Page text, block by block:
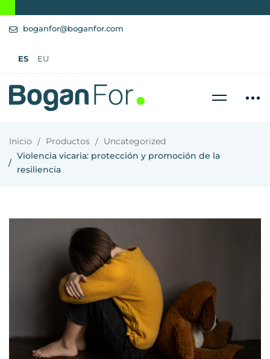
boganfor@boganfor.com
ES EU
Inicio Productos
Uncategorized
Violencia vicaria: protección y promoción de la
resiliencia